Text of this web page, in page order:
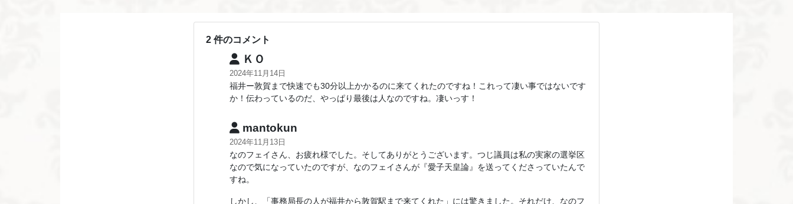
2 件のコメント
ＫＯ
2024年11月14日
福井ー敦賀まで快速でも30分以上かかるのに来てくれたのですね！これって凄い事ではないです
か！伝わっているのだ、やっぱり最後は人なのですね。凄いっす！
mantokun
2024年11月13日
なのフェイさん、お疲れ様でした。そしてありがとうございます。つじ議員は私の実家の選挙区
なので気になっていたのですが、なのフェイさんが『愛子天皇論』を送ってくださっていたんで
すね。
しかし、「事務局長の人が福井から敦賀駅まで来てくれた」には驚きました。それだけ、なのフ